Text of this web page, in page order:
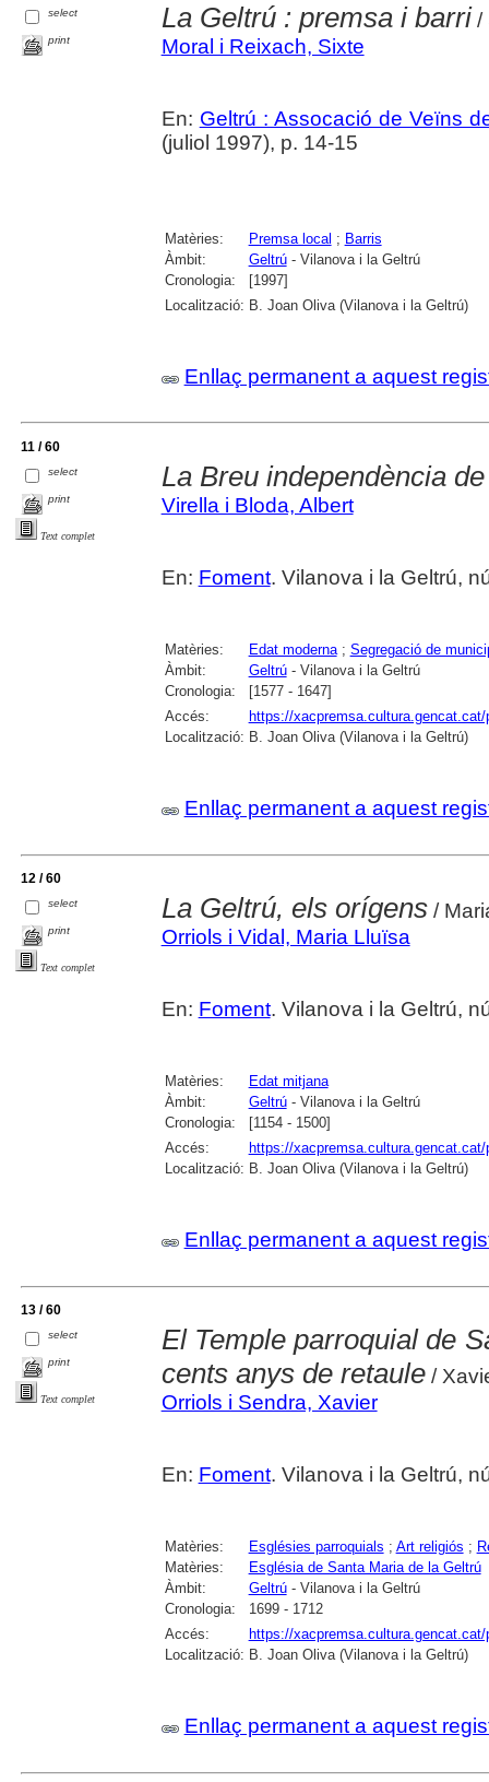
select
print
La Geltrú : premsa i barri/
Moral i Reixach, Sixte
En: Geltrú : Assocació de Veïns
(juliol 1997), p. 14-15
Matèries: Premsa local ; Barris
Àmbit:
Geltrú- Vilanova i la Geltrú
Cronologia:
[1997]
Localització: B. Joan Oliva (Vilanova i la Geltrú)
Enllaç permanent a aquest
11 / 60
select
print
Text complet
La Breu independència
Virella i Bloda, Albert
En: Foment. Vilanova i la Geltrú,
Matèries: Edat moderna; Segregació de
Àmbit:
Geltrú- Vilanova i la Geltrú
Cronologia:
[1577 - 1647]
Accés:
https://
Localització: B. Joan Oliva (Vilanova i la Geltrú)
Enllaç permanent a aquest
12 / 60
select
print
Text complet
La Geltrú, els orígens/
Orriols i Vidal, Maria Lluïsa
En: Foment. Vilanova i la Geltrú,
Matèries:
Edat mitjana
Àmbit:
Geltrú- Vilanova i la Geltrú
Cronologia:
[1154 - 1500]
Accés:
https://
Localització: B. Joan Oliva (Vilanova i la Geltrú)
Enllaç permanent a aquest
13 / 60
select
print
Text complet
El Temple parroquial de
cents anys de retaule/
Orriols i Sendra, Xavier
En: Foment. Vilanova i la Geltrú,
Matèries: Esglésies parroquials ; Art religiós ;
Matèries:
Església de Santa Maria de la Geltrú
Àmbit:
Geltrú- Vilanova i la Geltrú
Cronologia:
1699 - 1712
Accés:
https://
Localització: B. Joan Oliva (Vilanova i la Geltrú)
Enllaç permanent a aquest